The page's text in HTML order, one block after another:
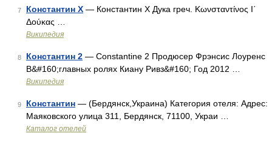
7 Константин Х — Константин X Дука греч. Κωνσταντίνος Ι΄
Δούκας …
Википедия
8 Константин 2 — Constantine 2 Продюсер Фрэнсис Лоуренс
В&#160;главных ролях Киану Ривз&#160; Год 2012 …
Википедия
9 Константин — (Бердянск,Украина) Категория отеля: Адрес:
Маяковского улица 311, Бердянск, 71100, Украи …
Каталог отелей